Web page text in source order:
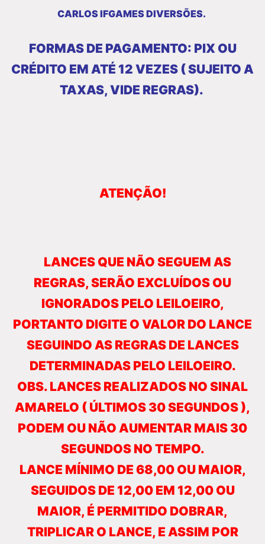
CARLOS IFGAMES DIVERSÕES.
FORMAS DE PAGAMENTO: PIX OU
CRÉDITO EM ATÉ 12 VEZES ( SUJEITO A
TAXAS, VIDE REGRAS).
ATENÇÃO!
LANCES QUE NÃO SEGUEM AS
REGRAS, SERÃO EXCLUÍDOS OU
IGNORADOS PELO LEILOEIRO,
PORTANTO DIGITE O VALOR DO LANCE
SEGUINDO AS REGRAS DE LANCES
DETERMINADAS PELO LEILOEIRO.
OBS. LANCES REALIZADOS NO SINAL
AMARELO ( ÚLTIMOS 30 SEGUNDOS ),
PODEM OU NÃO AUMENTAR MAIS 30
SEGUNDOS NO TEMPO.
LANCE MÍNIMO DE 68,00 OU MAIOR,
SEGUIDOS DE 12,00 EM 12,00 OU
MAIOR, É PERMITIDO DOBRAR,
TRIPLICAR O LANCE, E ASSIM POR